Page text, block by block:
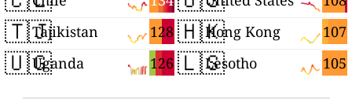
🇹🇯 128
Tajikistan
🇺🇬 126
Uganda
🇭🇰 107
Hong Kong
🇱🇸 105
Lesotho